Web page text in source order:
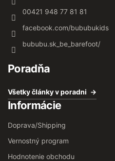
00421 948 77 81 81
facebook.com/bububukids
bububu.sk_be_barefoot/
Poradňa
Všetky články v poradni
Informácie
Doprava/Shipping
Vernostný program
Hodnotenie obchodu